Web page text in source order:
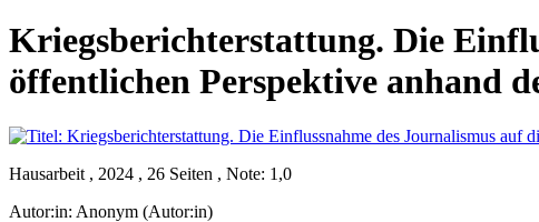
Kriegsberichterstattung. Die
öffentlichen Perspektive anhand
Hausarbeit , 2024 , 26 Seiten , Note: 1,0
Autor:in: Anonym (Autor:in)